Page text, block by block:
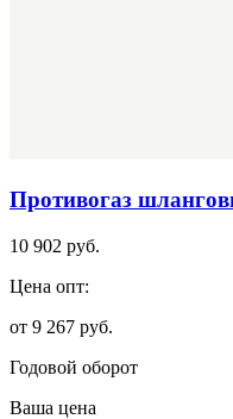
Противогаз
10 902 руб.
Цена опт:
от 9 267 руб.
Годовой оборот
Ваша цена